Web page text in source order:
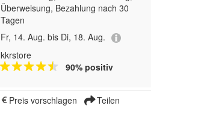
Überweisung, Bezahlung nach 30
Tagen
Fr, 14. Aug. bis Di, 18. Aug.
kkrstore
90% positiv
Preis vorschlagen Teilen